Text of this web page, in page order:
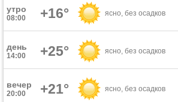
утро
08:00 +16° ясно, без осадков
день
14:00 +25° ясно, без осадков
вечер
20:00 +21° ясно, без осадков